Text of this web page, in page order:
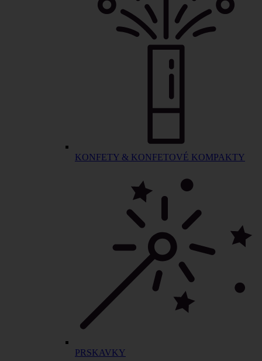
KONFETY & KONFETOVÉ KOMPAKTY
PRSKAVKY